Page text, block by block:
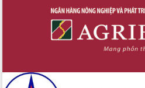
Phó Bí thư Tỉnh ủy Đắk Lắk Đỗ Hữu
Huy giữ chức Bí thư Đảng ủy Ủy Ban
Bệnh án điện tử thúc đẩy chuyển đổi
Chuyển đổi số thư viện: Mở rộng
không gian tri thức trong thời đại số